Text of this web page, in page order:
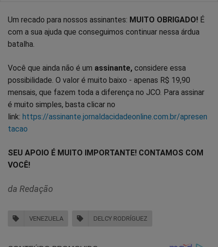
Um recado para nossos assinantes: MUITO OBRIGADO! É
com a sua ajuda que conseguimos continuar nessa árdua
batalha.
Você que ainda não é um assinante, considere essa
possibilidade. O valor é muito baixo - apenas R$ 19,90
mensais, que fazem toda a diferença no JCO. Para assinar
é muito simples, basta clicar no
link: https://assinante.jornaldacidadeonline.com.br/apresen
tacao
SEU APOIO É MUITO IMPORTANTE! CONTAMOS COM
VOCÊ!
da Redação
VENEZUELA DELCY RODRÍGUEZ